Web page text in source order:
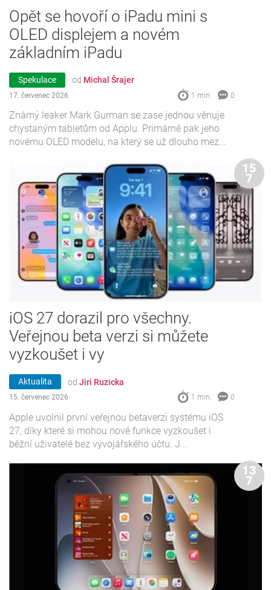
Opět se hovoří o iPadu mini s
OLED displejem a novém
základním iPadu
Spekulace od Michal Šrajer
17. červenec 2026 1 min. 0
Známý leaker Mark Gurman se zase jednou věnuje
chystaným tabletům od Applu. Primárně pak jeho
novému OLED modelu, na který se už dlouho mez...
iOS 27 dorazil pro všechny.
Veřejnou beta verzi si můžete
vyzkoušet i vy
Aktualita od Jiri Ruzicka
15. červenec 2026 1 min. 0
Apple uvolnil první veřejnou betaverzi systému iOS
27, díky které si mohou nové funkce vyzkoušet i
běžní uživatelé bez vývojářského účtu. J...
15
7
13
7